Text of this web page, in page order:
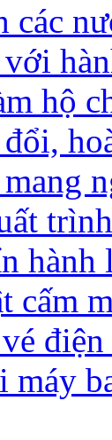
các
hộ
cấm
máy